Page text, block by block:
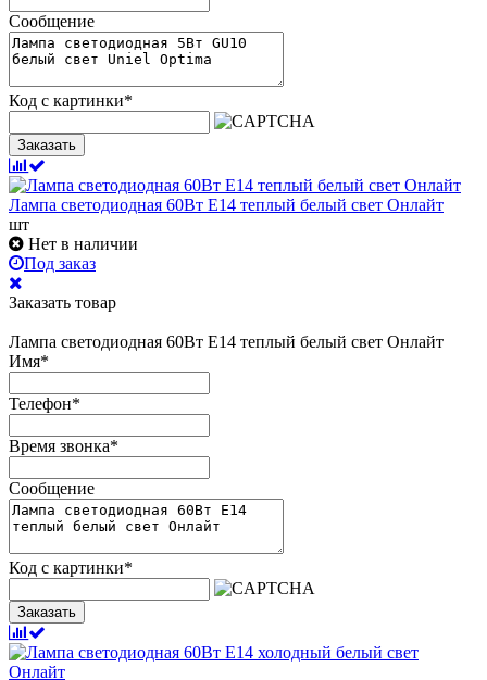
Сообщение
Код с картинки*
Заказать
Лампа светодиодная 60Вт Е14 теплый белый свет Онлайт
шт
Нет в наличии
Под заказ
Заказать товар
Лампа светодиодная 60Вт Е14 теплый белый свет Онлайт
Имя*
Телефон*
Время звонка*
Сообщение
Код с картинки*
Заказать